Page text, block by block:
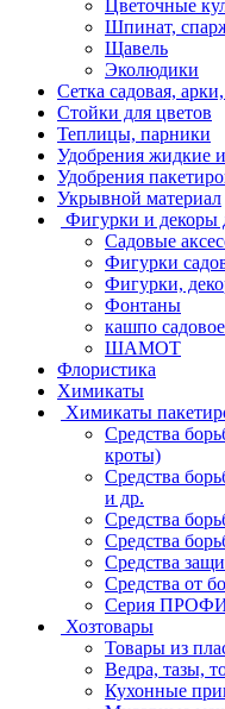
Цветочные
Шпинат,
Щавель
Эколюдики
Сетка садовая,
Стойки для цветов
Теплицы, парники
Удобрения жидкие
Удобрения
Укрывной материал
Фигурки и декоры
Садовые
Фигурки
Фигурки,
Фонтаны
кашпо садовое
ШАМОТ
Флористика
Химикаты
Химикаты
Средства
кроты)
Средства
и др.
Средства
Средства
Средства
Средства от
Серия
Хозтовары
Товары из
Ведра, тазы,
Кухонные